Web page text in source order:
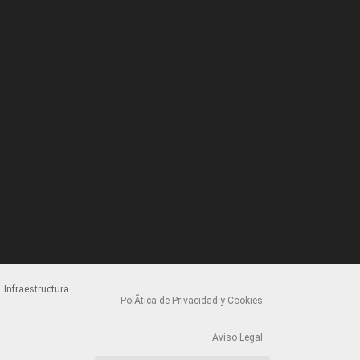
Infraestructura
PolÃ­tica de Privacidad y Cookies
Aviso Legal